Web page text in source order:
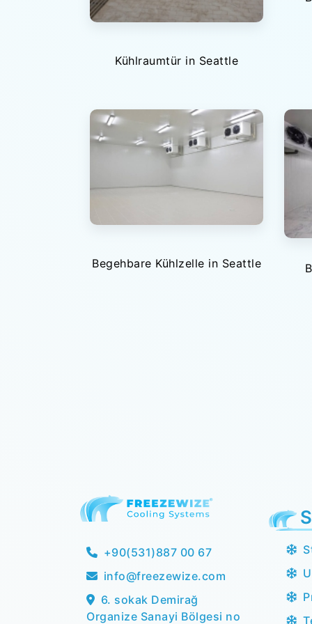
Kühlraumtür in Seattle
Begehbare Kühlzelle in Seattle
+90(531)887 00 67
info@freezewize.com
6. sokak Demirağ
Organize Sanayi Bölgesi no